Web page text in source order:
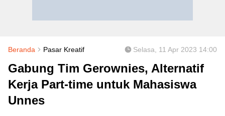
Beranda Pasar Kreatif Selasa, 11 Apr 2023 14:00
Gabung Tim Gerownies, Alternatif
Kerja Part-time untuk Mahasiswa
Unnes